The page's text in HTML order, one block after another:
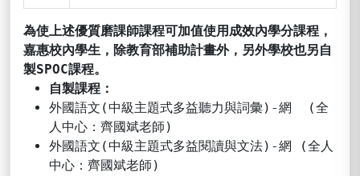
為使上述優質磨課師課程可加值使用成效內學分課程，
嘉惠校內學生， 除教育部補助計畫外，另外學校也另自
製SPOC課程。
自製課程：
外國語文(中級主題式多益聽力與詞彙)-網 (全
人中心：齊國斌老師)
外國語文(中級主題式多益閱讀與文法)-網 (全人
中心：齊國斌老師)